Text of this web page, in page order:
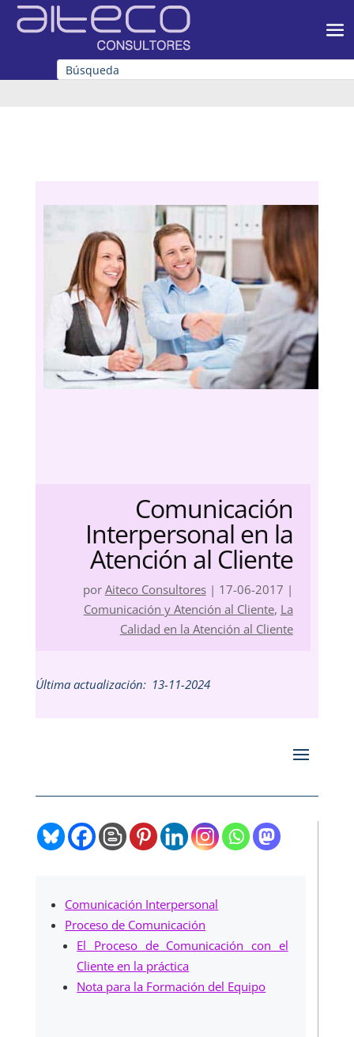
Comunicación
Interpersonal en la
Atención al Cliente
por Aiteco Consultores| 17-06-2017 |
Comunicación y Atención al Cliente, La
Calidad en la Atención al Cliente
Última actualización: 13-11-2024
Comunicación Interpersonal
Proceso de Comunicación
El Proceso de Comunicación con el
Cliente en la práctica
Nota para la Formación del Equipo